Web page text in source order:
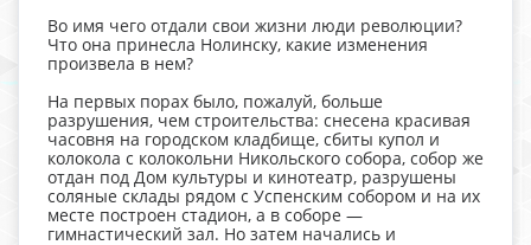
Во имя чего отдали свои жизни люди революции?
Что она принесла Нолинску, какие изменения
произвела в нем?
На первых порах было, пожалуй, больше
разрушения, чем строительства: снесена красивая
часовня на городском кладбище, сбиты купол и
колокола с колокольни Никольского собора, собор же
отдан под Дом культуры и кинотеатр, разрушены
соляные склады рядом с Успенским собором и на их
месте построен стадион, а в соборе —
гимнастический зал. Но затем начались и